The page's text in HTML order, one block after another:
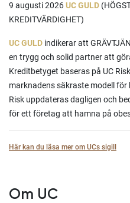
9 augusti 2026UC GULD
KREDITVÄRDIGHET)
UC GULD indikerar att
en trygg och solid partner att
Kreditbetyget baseras på UC
marknadens säkraste modell för
Risk uppdateras dagligen och
för ett företag att hamna på
Här kan du läsa mer om UCs sigill
Om UC